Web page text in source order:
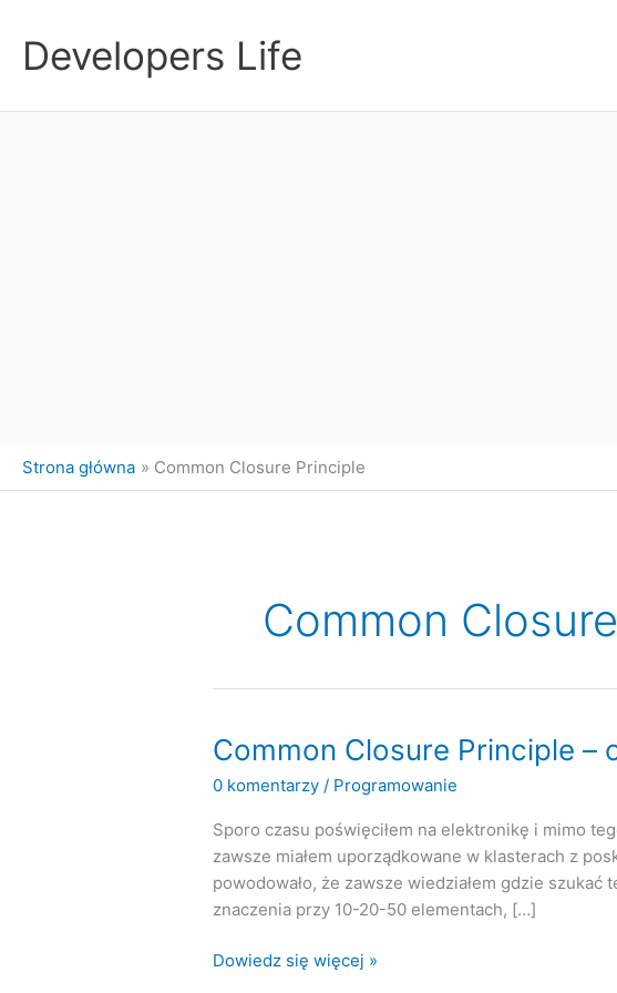
treściDevelopers Life
Strona główna Common Closure Principle
Common
Common Closure Principle –
0 komentarzy / Programowanie
Sporo czasu poświęciłem na elektronikę i mimo
zawsze miałem uporządkowane w klasterach z
powodowało, że zawsze wiedziałem gdzie
znaczenia przy 10-20-50 elementach, […]
Common
Dowiedz się więcej »